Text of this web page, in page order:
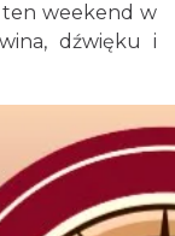
"Z
2026-08-08
ten weekend w
dźwięku i